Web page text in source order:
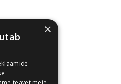
×
teavet meie